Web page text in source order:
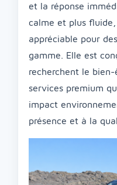
et la réponse
calme et plus
appréciable pour
gamme. Elle est
recherchent le
services premium
impact
présence et à la